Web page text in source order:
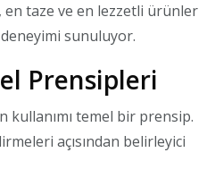
taze ve en lezzetli ürünler
sunuluyor.
Prensipleri
kullanımı temel bir prensip.
açısından belirleyici